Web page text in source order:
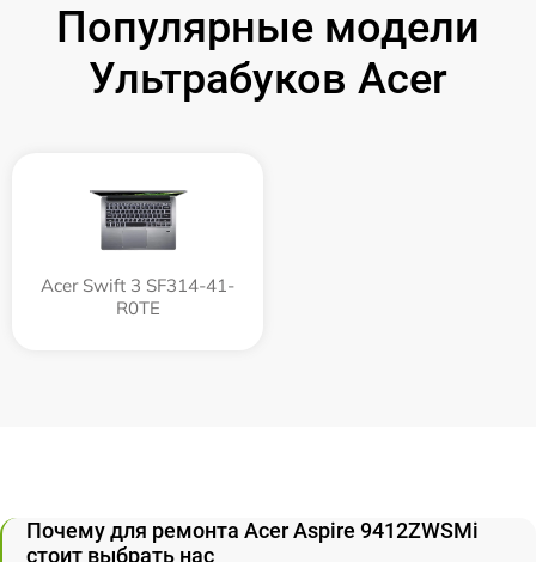
Популярные модели
Ультрабуков Acer
Acer Swift 3 SF314-41-
R0TE
Почему для ремонта Acer Aspire 9412ZWSMi
стоит выбрать нас